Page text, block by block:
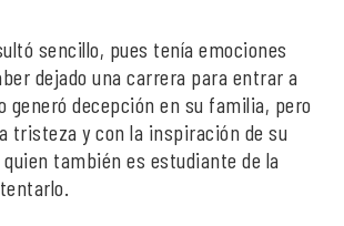
sencillo, pues tenía emociones
dejado una carrera para entrar a
generó decepción en su familia, pero
tristeza y con la inspiración de su
también es estudiante de la